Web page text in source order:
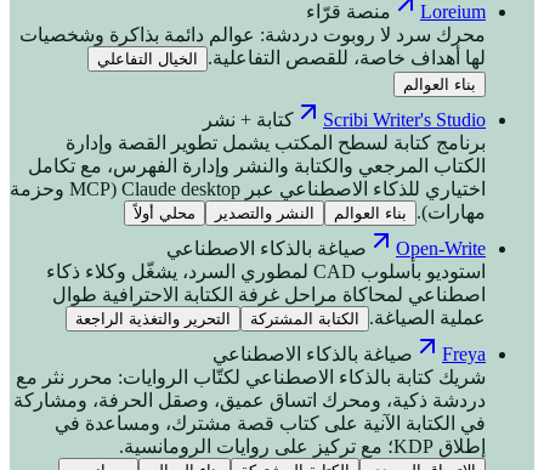
Loreium
منصة قرّاء
محرك سرد لا روبوت دردشة: عوالم دائمة بذاكرة وشخصيات
لها أهداف خاصة، للقصص التفاعلية.
الخيال التفاعلي
بناء العوالم
Scribi Writer's Studio
كتابة + نشر
برنامج كتابة لسطح المكتب يشمل تطوير القصة وإدارة
الكتاب المرجعي والكتابة والنشر وإدارة الفهرس، مع تكامل
اختياري للذكاء الاصطناعي عبر Claude desktop (MCP وحزمة
مهارات).
بناء العوالم النشر والتصدير محلي أولاً
Open-Write
صياغة بالذكاء الاصطناعي
استوديو بأسلوب CAD لمطوري السرد، يشغّل وكلاء ذكاء
اصطناعي لمحاكاة مراحل غرفة الكتابة الاحترافية طوال
عملية الصياغة.
الكتابة المشتركة التحرير والتغذية الراجعة
Freya
صياغة بالذكاء الاصطناعي
شريك كتابة بالذكاء الاصطناعي لكتّاب الروايات: محرر نثر مع
دردشة ذكية، ومحرك اتساق عميق، وصقل الحرفة، ومشاركة
في الكتابة الآنية على كتاب قصة مشترك، ومساعدة في
إطلاق KDP؛ مع تركيز على روايات الرومانسية.